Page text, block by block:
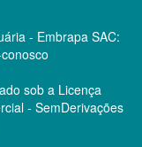
- Embrapa SAC:
sob a Licença
- SemDerivações